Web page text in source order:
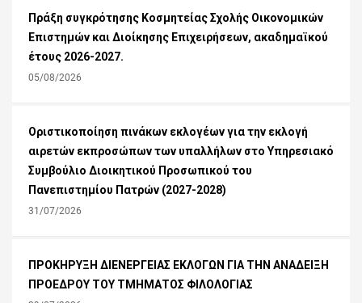
Πράξη συγκρότησης Κοσμητείας Σχολής Οικονομικών
Επιστημών και Διοίκησης Επιχειρήσεων, ακαδημαϊκού
έτους 2026-2027.
05/08/2026
Οριστικοποίηση πινάκων εκλογέων για την εκλογή
αιρετών εκπροσώπων των υπαλλήλων στο Υπηρεσιακό
Συμβούλιο Διοικητικού Προσωπικού του
Πανεπιστημίου Πατρών (2027-2028)
31/07/2026
ΠΡΟΚΗΡΥΞΗ ΔΙΕΝΕΡΓΕΙΑΣ ΕΚΛΟΓΩΝ ΓΙΑ ΤΗΝ ΑΝΑΔΕΙΞΗ
ΠΡΟΕΔΡΟΥ ΤΟΥ ΤΜΗΜΑΤΟΣ ΦΙΛΟΛΟΓΙΑΣ